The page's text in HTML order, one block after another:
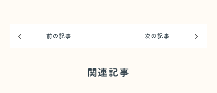
前の記事 次の記事
関連記事